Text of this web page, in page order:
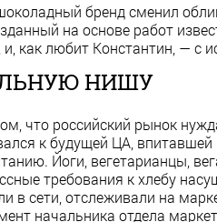
бренд сменил
на основе работ
как любит Константин, — с
НИШУ
что российский рынок
к будущей ЦА,
Йоги, вегетарианцы,
требования к хлебу
в сети, отслеживали на
начальника отдела